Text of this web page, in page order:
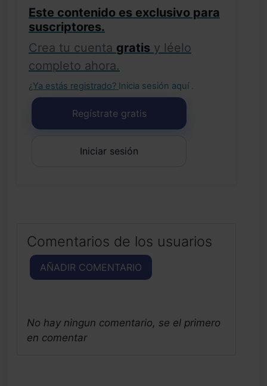
Este contenido es exclusivo para
suscriptores.
Crea tu cuenta gratis y léelo
completo ahora.
¿Ya estás registrado? Inicia sesión aquí .
Regístrate gratis
Iniciar sesión
Comentarios de los usuarios
AÑADIR COMENTARIO
No hay ningun comentario, se el primero
en comentar